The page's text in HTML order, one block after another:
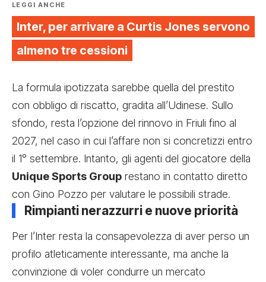
LEGGI ANCHE
Inter, per arrivare a Curtis Jones servono
almeno tre cessioni
La formula ipotizzata sarebbe quella del prestito
con obbligo di riscatto, gradita all’Udinese. Sullo
sfondo, resta l’opzione del rinnovo in Friuli fino al
2027, nel caso in cui l’affare non si concretizzi entro
il 1° settembre. Intanto, gli agenti del giocatore della
Unique Sports Group restano in contatto diretto
con Gino Pozzo per valutare le possibili strade.
Rimpianti nerazzurri e nuove priorità
Per l’Inter resta la consapevolezza di aver perso un
profilo atleticamente interessante, ma anche la
convinzione di voler condurre un mercato